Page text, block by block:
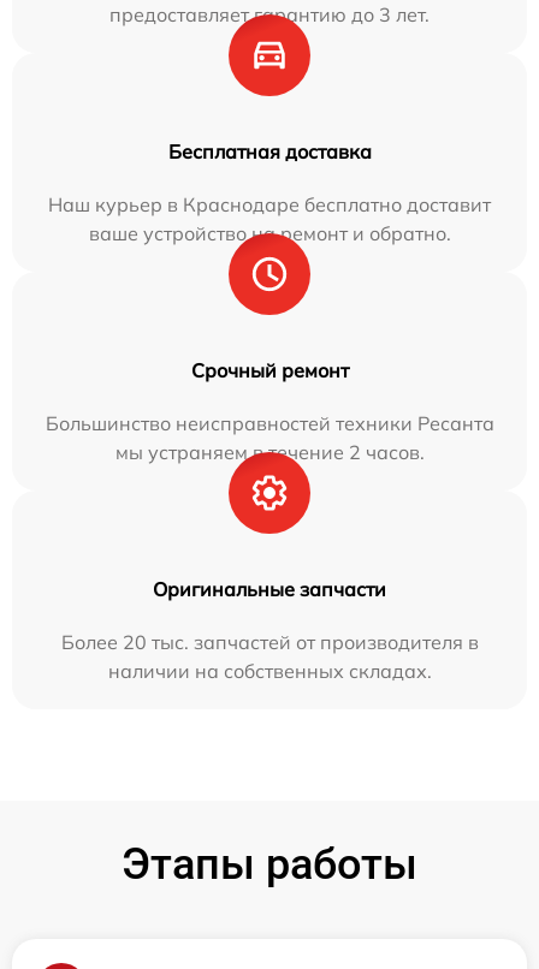
предоставляет гарантию до 3 лет.
Бесплатная доставка
Наш курьер в Краснодаре бесплатно доставит
ваше устройство на ремонт и обратно.
Срочный ремонт
Большинство неисправностей техники Ресанта
мы устраняем в течение 2 часов.
Оригинальные запчасти
Более 20 тыс. запчастей от производителя в
наличии на собственных складах.
Этапы работы